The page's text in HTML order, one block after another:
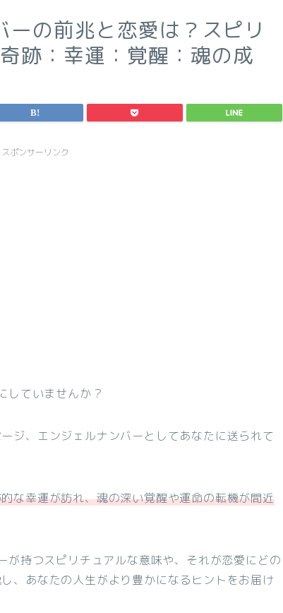
の前兆と恋愛は？スピリ
跡：幸運：覚醒：魂の成
スポンサーリンク
していませんか？
ジ、エンジェルナンバーとしてあなたに送られて
な幸運が訪れ、魂の深い覚醒や運命の転機が間近
持つスピリチュアルな意味や、それが恋愛にどの
、あなたの人生がより豊かになるヒントをお届け